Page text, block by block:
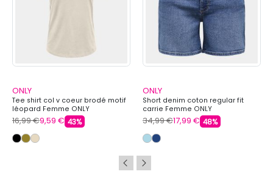
ONLY
Tee shirt col v coeur brodé motif
léopard Femme ONLY
16,99 €9,59 € 43%
ONLY
Short denim coton regular fit
carrie Femme ONLY
34,99 €17,99 € 48%